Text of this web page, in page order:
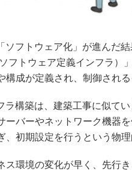
ソフトウェア化」が進んだ
ソフトウェア定義インフラ
構成が定義され、制御される
ラ構築は、建築工事に似て
ーバーやネットワーク機器
、初期設定を行うという物理
ス環境の変化が早く、先行